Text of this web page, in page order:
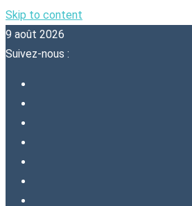
Skip to content
9 août 2026
Suivez-nous :